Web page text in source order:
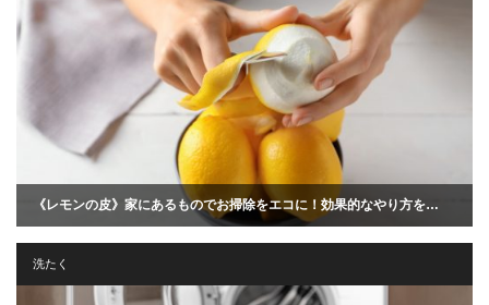
《レモンの皮》家にあるものでお掃除をエコに！効果的なやり方を…
洗たく